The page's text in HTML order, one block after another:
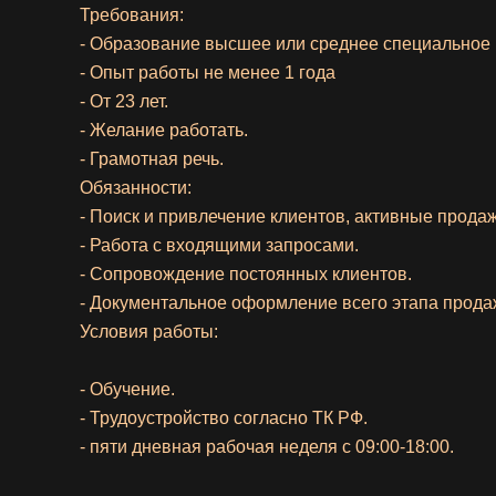
Требования:
- Образование высшее или среднее специальное
- Опыт работы не менее 1 года
- От 23 лет.
- Желание работать.
- Грамотная речь.
Обязанности:
- Поиск и привлечение клиентов, активные
- Работа с входящими запросами.
- Сопровождение постоянных клиентов.
- Документальное оформление всего этапа
Условия работы:
- Обучение.
- Трудоустройство согласно ТК РФ.
- пяти дневная рабочая неделя с 09:00-18:00.